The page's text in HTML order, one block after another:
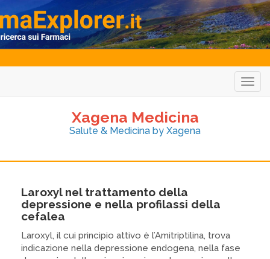
Xagena Medicina
Salute & Medicina by Xagena
Laroxyl nel trattamento della
depressione e nella profilassi della
cefalea
Laroxyl, il cui principio attivo è l’Amitriptilina, trova
indicazione nella depressione endogena, nella fase